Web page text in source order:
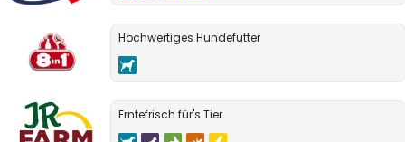
Hochwertiges Hundefutter
Erntefrisch für's Tier